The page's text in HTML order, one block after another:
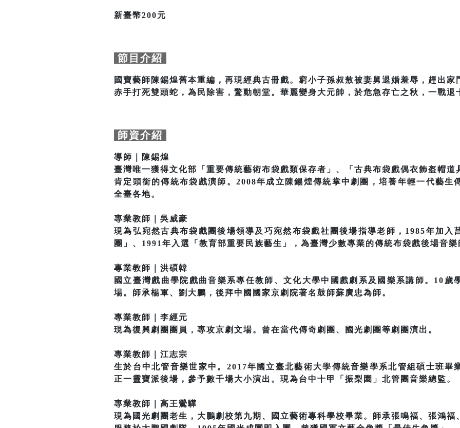
新臺幣200元
節目介紹
國寶藝師陳錫煌舊本重編，再現經典古冊戲。窮小子孫叔敖被妻舅退婚羞辱，趕出家
赤手打死雙頭蛇，為民除害，驚動朝堂。華麗變身大元帥，於危急存亡之秋，一戰退
師資介紹
導師｜陳錫煌
臺灣唯一獲得文化部「重要傳統藝術布袋戲類保存者」、「古典布袋戲偶衣飾盔帽道
肯定頭銜的傳統布袋戲演師。2008年成立陳錫煌傳統掌中劇團，培養年輕一代藝生
全臺各地。
專業教師｜吳威豪
現為弘宛然古典布袋戲團後場領導及巧宛然布袋戲社團後場指導老師，1985年加入
團」、1991年入選「教育部重要民族藝生」，為臺灣少數專業的傳統布袋戲後場音樂
專業教師｜洪碩韓
國立臺灣戲曲學院戲曲音樂系專任教師、文化大學中國戲劇系及國樂系講師。10歲
場。師承楊軍、劉大鵬，後拜中國國家京劇院著名鼓師蘇廣忠為師。
專業教師｜李經元
現為復興劇團團員，專攻京劇文場。曾在當代傳奇劇團、國光劇團等劇團演出。
專業教師｜江志宗
生於台中北管音樂世家中。2017年國立臺北藝術大學傳統音樂學系北管組碩士班畢
正一靈寶派後場，參予數千場大小演出。現為台中十甲「振梨園」北管團音樂總監。
專業教師｜高王鶯驊
現為國光劇團老生，大鵬劇校第九期、國立藝術專科學校畢業。師承張鳴福、張鴻福